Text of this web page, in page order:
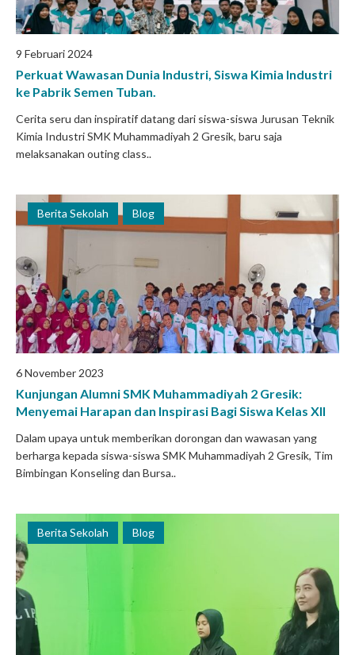
9 Februari 2024
Perkuat Wawasan Dunia Industri, Siswa Kimia Industri
ke Pabrik Semen Tuban.
Cerita seru dan inspiratif datang dari siswa-siswa Jurusan Teknik
Kimia Industri SMK Muhammadiyah 2 Gresik, baru saja
melaksanakan outing class..
Berita Sekolah Blog
6 November 2023
Kunjungan Alumni SMK Muhammadiyah 2 Gresik:
Menyemai Harapan dan Inspirasi Bagi Siswa Kelas XII
Dalam upaya untuk memberikan dorongan dan wawasan yang
berharga kepada siswa-siswa SMK Muhammadiyah 2 Gresik, Tim
Bimbingan Konseling dan Bursa..
Berita Sekolah Blog